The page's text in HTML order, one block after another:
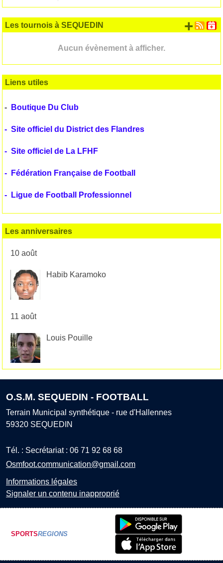
Les tournois à SEQUEDIN
Aucun évènement à afficher.
+
Liens utiles
- Boutique Du Club
- Site officiel du District des Flandres
- Site officiel de La LFHF
- Fédération Française de Football
- Ligue de Football Professionnel
Les anniversaires
10 août
Habib Karamoko
11 août
Louis Pouille
O.S.M. SEQUEDIN - FOOTBALL
Terrain Municipal synthétique - rue d'Hallennes
59320 SEQUEDIN
Tél. : Secrétariat : 06 71 92 68 68
Osmfoot.communication@gmail.com
Informations légales
Signaler un contenu inapproprié
SPORTSREGIONS